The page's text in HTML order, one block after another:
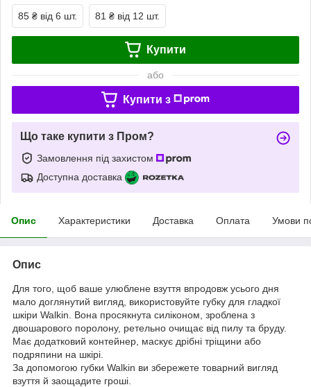
85 ₴ від 6 шт. 81 ₴ від 12 шт.
Купити
або
Купити з
Що таке купити з Пром?
Замовлення під захистом
Доступна доставка
Опис Характеристики Доставка Оплата Умови
Опис
Для того, щоб ваше улюблене взуття впродовж усього дня
мало доглянутий вигляд, використовуйте губку для гладкої
шкіри Walkin. Вона просякнута силіконом, зроблена з
двошарового поролону, ретельно очищає від пилу та бруду.
Має додатковий контейнер, маскує дрібні тріщини або
подряпини на шкірі.
За допомогою губки Walkin ви збережете товарний вигляд
взуття й заощадите гроші.